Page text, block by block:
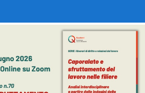
2026